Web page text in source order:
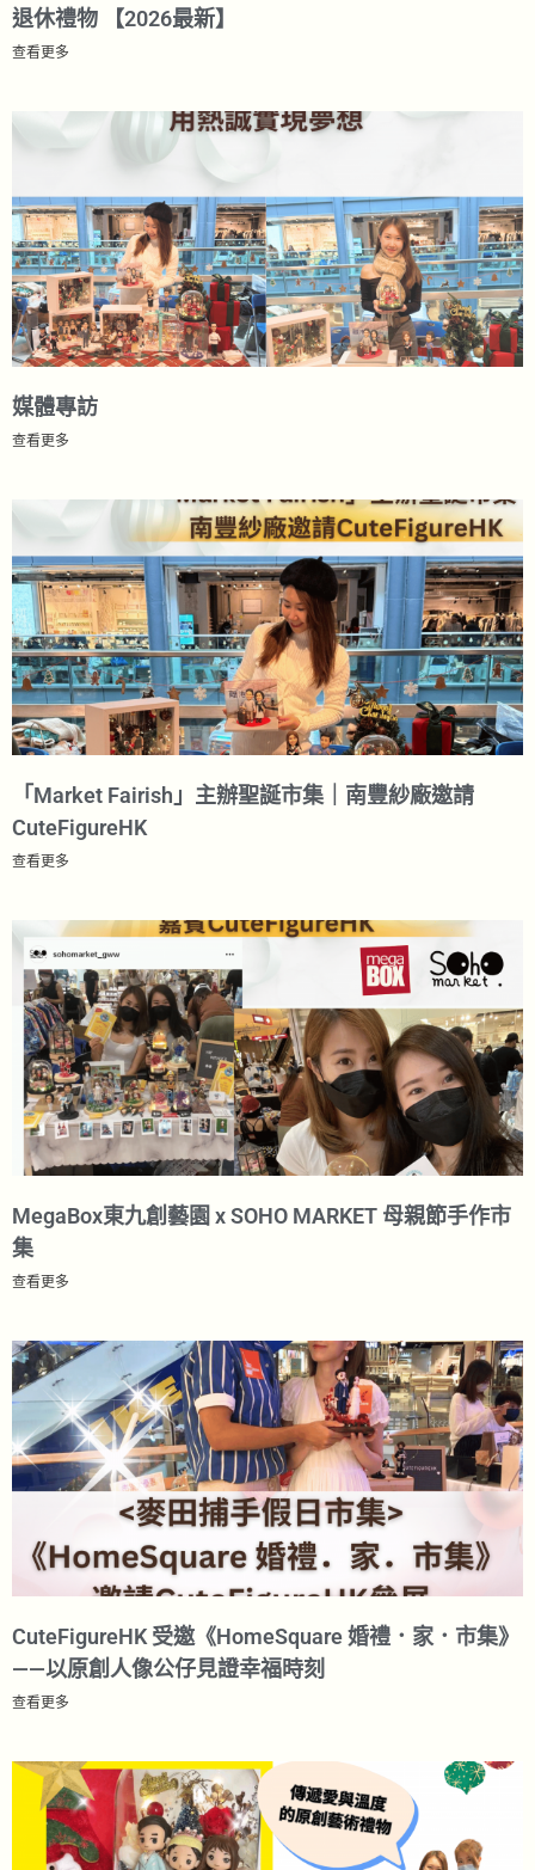
退休禮物 【2026最新】
查看更多
媒體專訪
查看更多
「Market Fairish」主辦聖誕市集｜南豐紗廠邀請
CuteFigureHK​
查看更多
MegaBox東九創藝園 x SOHO MARKET 母親節手作市
集
查看更多
CuteFigureHK 受邀《HomeSquare 婚禮．家．市集》
——以原創人像公仔見證幸福時刻
查看更多